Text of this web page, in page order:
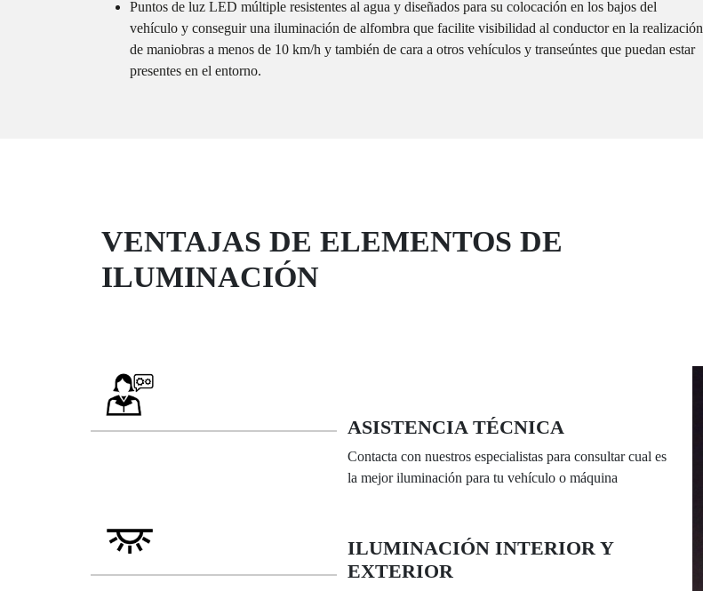
Puntos de luz LED múltiple resistentes al agua y diseñados para su colocación en los bajos del
vehículo y conseguir una iluminación de alfombra que facilite visibilidad al conductor en la realización
de maniobras a menos de 10 km/h y también de cara a otros vehículos y transeúntes que puedan estar
presentes en el entorno.
VENTAJAS DE ELEMENTOS DE
ILUMINACIÓN
ASISTENCIA TÉCNICA
Contacta con nuestros especialistas para consultar cual es
la mejor iluminación para tu vehículo o máquina
ILUMINACIÓN INTERIOR Y
EXTERIOR